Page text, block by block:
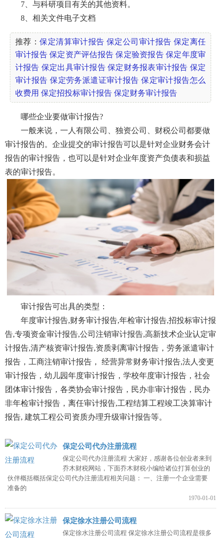
7、与科研项目有关的其他资料。
8、相关文件电子文档
推荐：保定清算审计报告 保定公司审计报告 保定离任
审计报告 保定资产评估报告 保定验资报告 保定年度审
计报告 保定出具审计报告 保定财务报表审计报告 保定
审计报告 保定劳务派遣证审计报告 保定审计报告怎么
收费用 保定招投标审计报告 保定财务审计报告
哪些企业要做审计报告?
一般来说，一人有限公司、独资公司、财税公司都要做
审计报告的。企业提交的审计报告可以是针对企业财务会计
报告的审计报告，也可以是针对企业年度资产负债表和损益
表的审计报告。
审计报告可出具的类型：
年度审计报告,财务审计报告,年检审计报告,招投标审计报
告,专项资金审计报告,公司注销审计报告,高新技术企业认定审
计报告,清产核资审计报告,资质剥离审计报告，劳务派遣审计
报告，工商注销审计报告， 经营异常财务审计报告,法人变更
审计报告，幼儿园年度审计报告，学校年度审计报告，社会
团体审计报告，各类协会审计报告，民办非审计报告，民办
非年检审计报告，离任审计报告,工程结算工程竣工决算审计
报告, 建筑工程公司资质办理升级审计报告等。
保定公司代办注册流程
保定公司代办注册流程 大家好，感谢各位创业者来到
乔木财税网站，下面乔木财税小编给诸位打算创业的
伙伴概括概括保定公司代办注册流程相关问题： 一、注册一个企业需要
准备的
1970-01-01
保定徐水注册公司流程
保定徐水注册公司流程 保定徐水注册公司流程是很多